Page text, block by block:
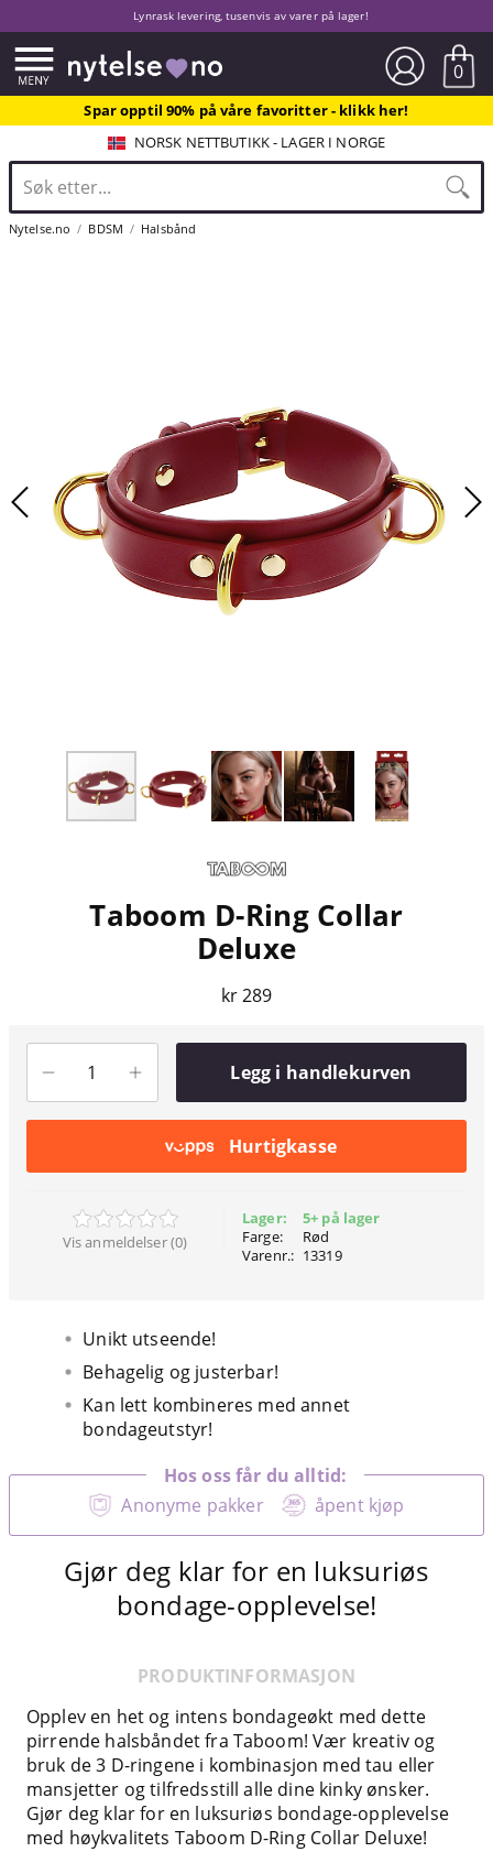
Lynrask levering, tusenvis av varer på lager!
0
Spar opptil 90% på våre favoritter - klikk her!
NORSK NETTBUTIKK - LAGER I NORGE
Nytelse.no BDSM Halsbånd
Taboom D-Ring Collar
Deluxe
kr 289
Legg i handlekurven
Hurtigkasse
Vis anmeldelser (0)
Lager:
Farge:
Varenr.:
5+ på lager
Rød
13319
Unikt utseende!
Behagelig og justerbar!
Kan lett kombineres med annet
bondageutstyr!
Anonyme pakker åpent kjøp
Hos oss får du alltid:
Gjør deg klar for en luksuriøs
bondage-opplevelse!
PRODUKTINFORMASJON
Opplev en het og intens bondageøkt med dette
pirrende halsbåndet fra Taboom! Vær kreativ og
bruk de 3 D-ringene i kombinasjon med tau eller
mansjetter og tilfredsstill alle dine kinky ønsker.
Gjør deg klar for en luksuriøs bondage-opplevelse
med høykvalitets Taboom D-Ring Collar Deluxe!